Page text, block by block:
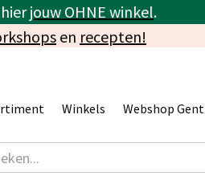
jouw OHNE winkel.
en recepten!
Winkels Webshop Gent